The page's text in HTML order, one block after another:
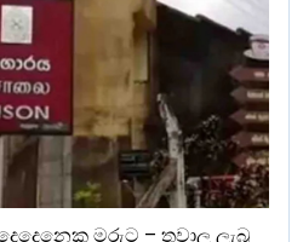
මරුට – තුවාල ලැබූ